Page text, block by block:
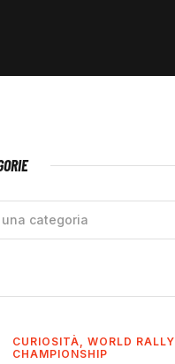
CURIOSITÀ,WORLD RALLY
CHAMPIONSHIP